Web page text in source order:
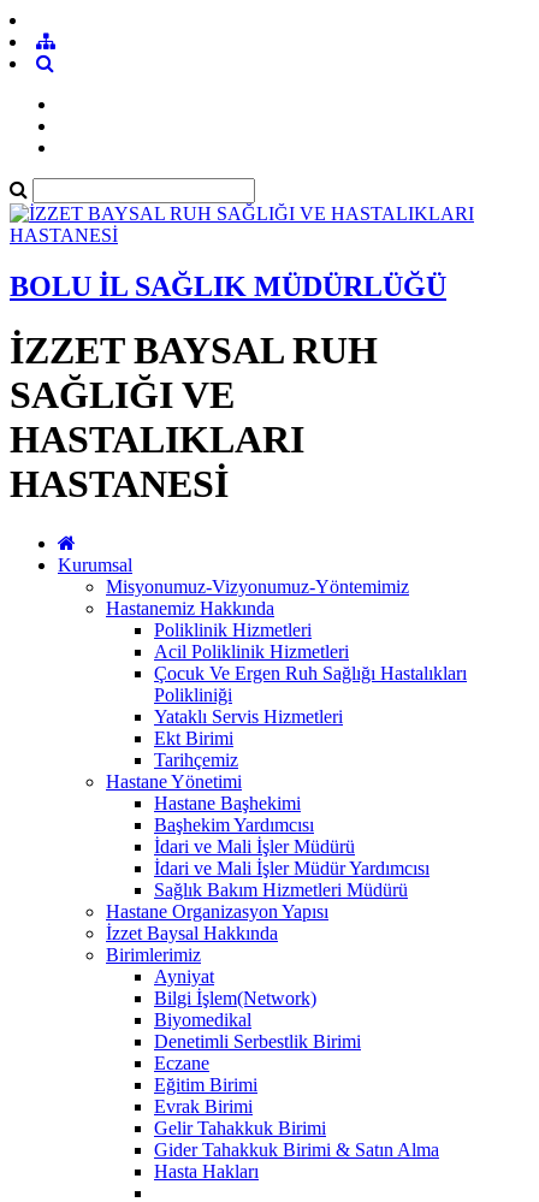
BOLU İL SAĞLIK MÜDÜRLÜĞÜ
İZZET BAYSAL RUH
SAĞLIĞI VE
HASTALIKLARI
HASTANESİ
Kurumsal
Misyonumuz-Vizyonumuz-Yöntemimiz
Hastanemiz Hakkında
Poliklinik Hizmetleri
Acil Poliklinik Hizmetleri
Çocuk Ve Ergen Ruh Sağlığı Hastalıkları
Polikliniği
Yataklı Servis Hizmetleri
Ekt Birimi
Tarihçemiz
Hastane Yönetimi
Hastane Başhekimi
Başhekim Yardımcısı
İdari ve Mali İşler Müdürü
İdari ve Mali İşler Müdür Yardımcısı
Sağlık Bakım Hizmetleri Müdürü
Hastane Organizasyon Yapısı
İzzet Baysal Hakkında
Birimlerimiz
Ayniyat
Bilgi İşlem(Network)
Biyomedikal
Denetimli Serbestlik Birimi
Eczane
Eğitim Birimi
Evrak Birimi
Gelir Tahakkuk Birimi
Gider Tahakkuk Birimi & Satın Alma
Hasta Hakları